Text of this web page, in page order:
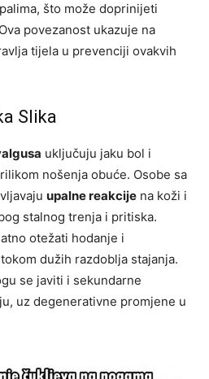
što može doprinijeti
povezanost ukazuje na
tijela u prevenciji ovakvih
Slika
uključuju jaku bol i
nošenja obuće. Osobe sa
upalne reakcije na koži i
stalnog trenja i pritiska.
otežati hodanje i
dužih razdoblja stajanja.
se javiti i sekundarne
uz degenerativne promjene u